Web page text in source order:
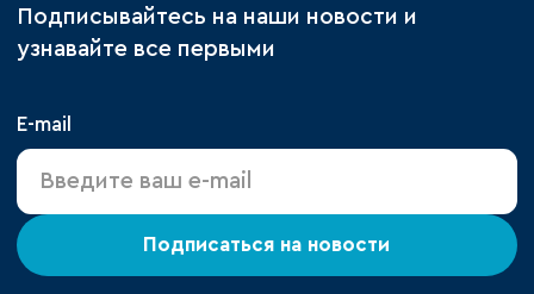
Подписывайтесь на наши новости и
узнавайте все первыми
E-mail
Подписаться на новости